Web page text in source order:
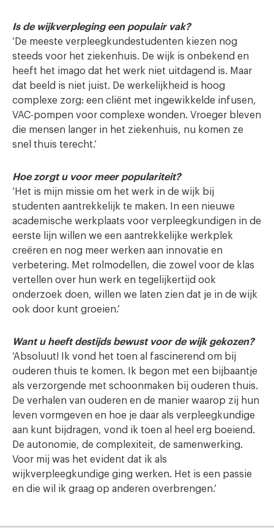
Is de wijkverpleging een populair vak?
‘De meeste verpleegkundestudenten kiezen nog
steeds voor het ziekenhuis. De wijk is onbekend en
heeft het imago dat het werk niet uitdagend is. Maar
dat beeld is niet juist. De werkelijkheid is hoog
complexe zorg: een cliënt met ingewikkelde infusen,
VAC-pompen voor complexe wonden. Vroeger bleven
die mensen langer in het ziekenhuis, nu komen ze
snel thuis terecht.’
Hoe zorgt u voor meer populariteit?
‘Het is mijn missie om het werk in de wijk bij
studenten aantrekkelijk te maken. In een nieuwe
academische werkplaats voor verpleegkundigen in de
eerste lijn willen we een aantrekkelijke werkplek
creëren en nog meer werken aan innovatie en
verbetering. Met rolmodellen, die zowel voor de klas
vertellen over hun werk en tegelijkertijd ook
onderzoek doen, willen we laten zien dat je in de wijk
ook door kunt groeien.’
Want u heeft destijds bewust voor de wijk gekozen?
‘Absoluut! Ik vond het toen al fascinerend om bij
ouderen thuis te komen. Ik begon met een bijbaantje
als verzorgende met schoonmaken bij ouderen thuis.
De verhalen van ouderen en de manier waarop zij hun
leven vormgeven en hoe je daar als verpleegkundige
aan kunt bijdragen, vond ik toen al heel erg boeiend.
De autonomie, de complexiteit, de samenwerking.
Voor mij was het evident dat ik als
wijkverpleegkundige ging werken. Het is een passie
en die wil ik graag op anderen overbrengen.’